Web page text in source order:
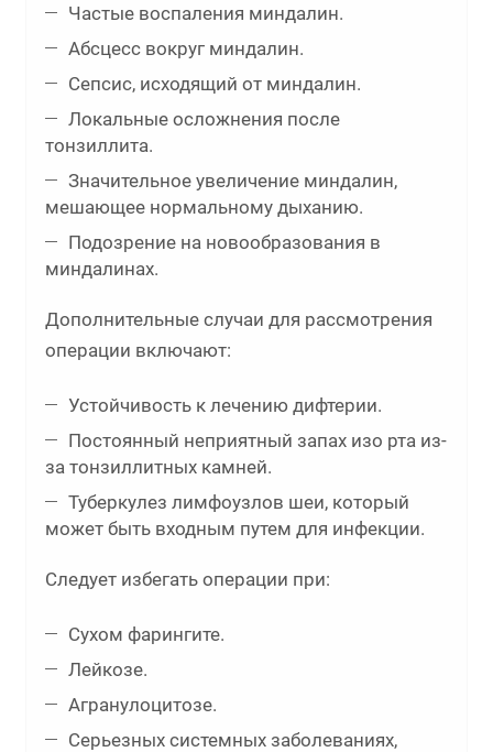
Частые воспаления миндалин.
Абсцесс вокруг миндалин.
Сепсис, исходящий от миндалин.
Локальные осложнения после
тонзиллита.
Значительное увеличение миндалин,
мешающее нормальному дыханию.
Подозрение на новообразования в
миндалинах.
Дополнительные случаи для рассмотрения
операции включают:
Устойчивость к лечению дифтерии.
Постоянный неприятный запах изо рта из-
за тонзиллитных камней.
Туберкулез лимфоузлов шеи, который
может быть входным путем для инфекции.
Следует избегать операции при:
Сухом фарингите.
Лейкозе.
Агранулоцитозе.
Серьезных системных заболеваниях,